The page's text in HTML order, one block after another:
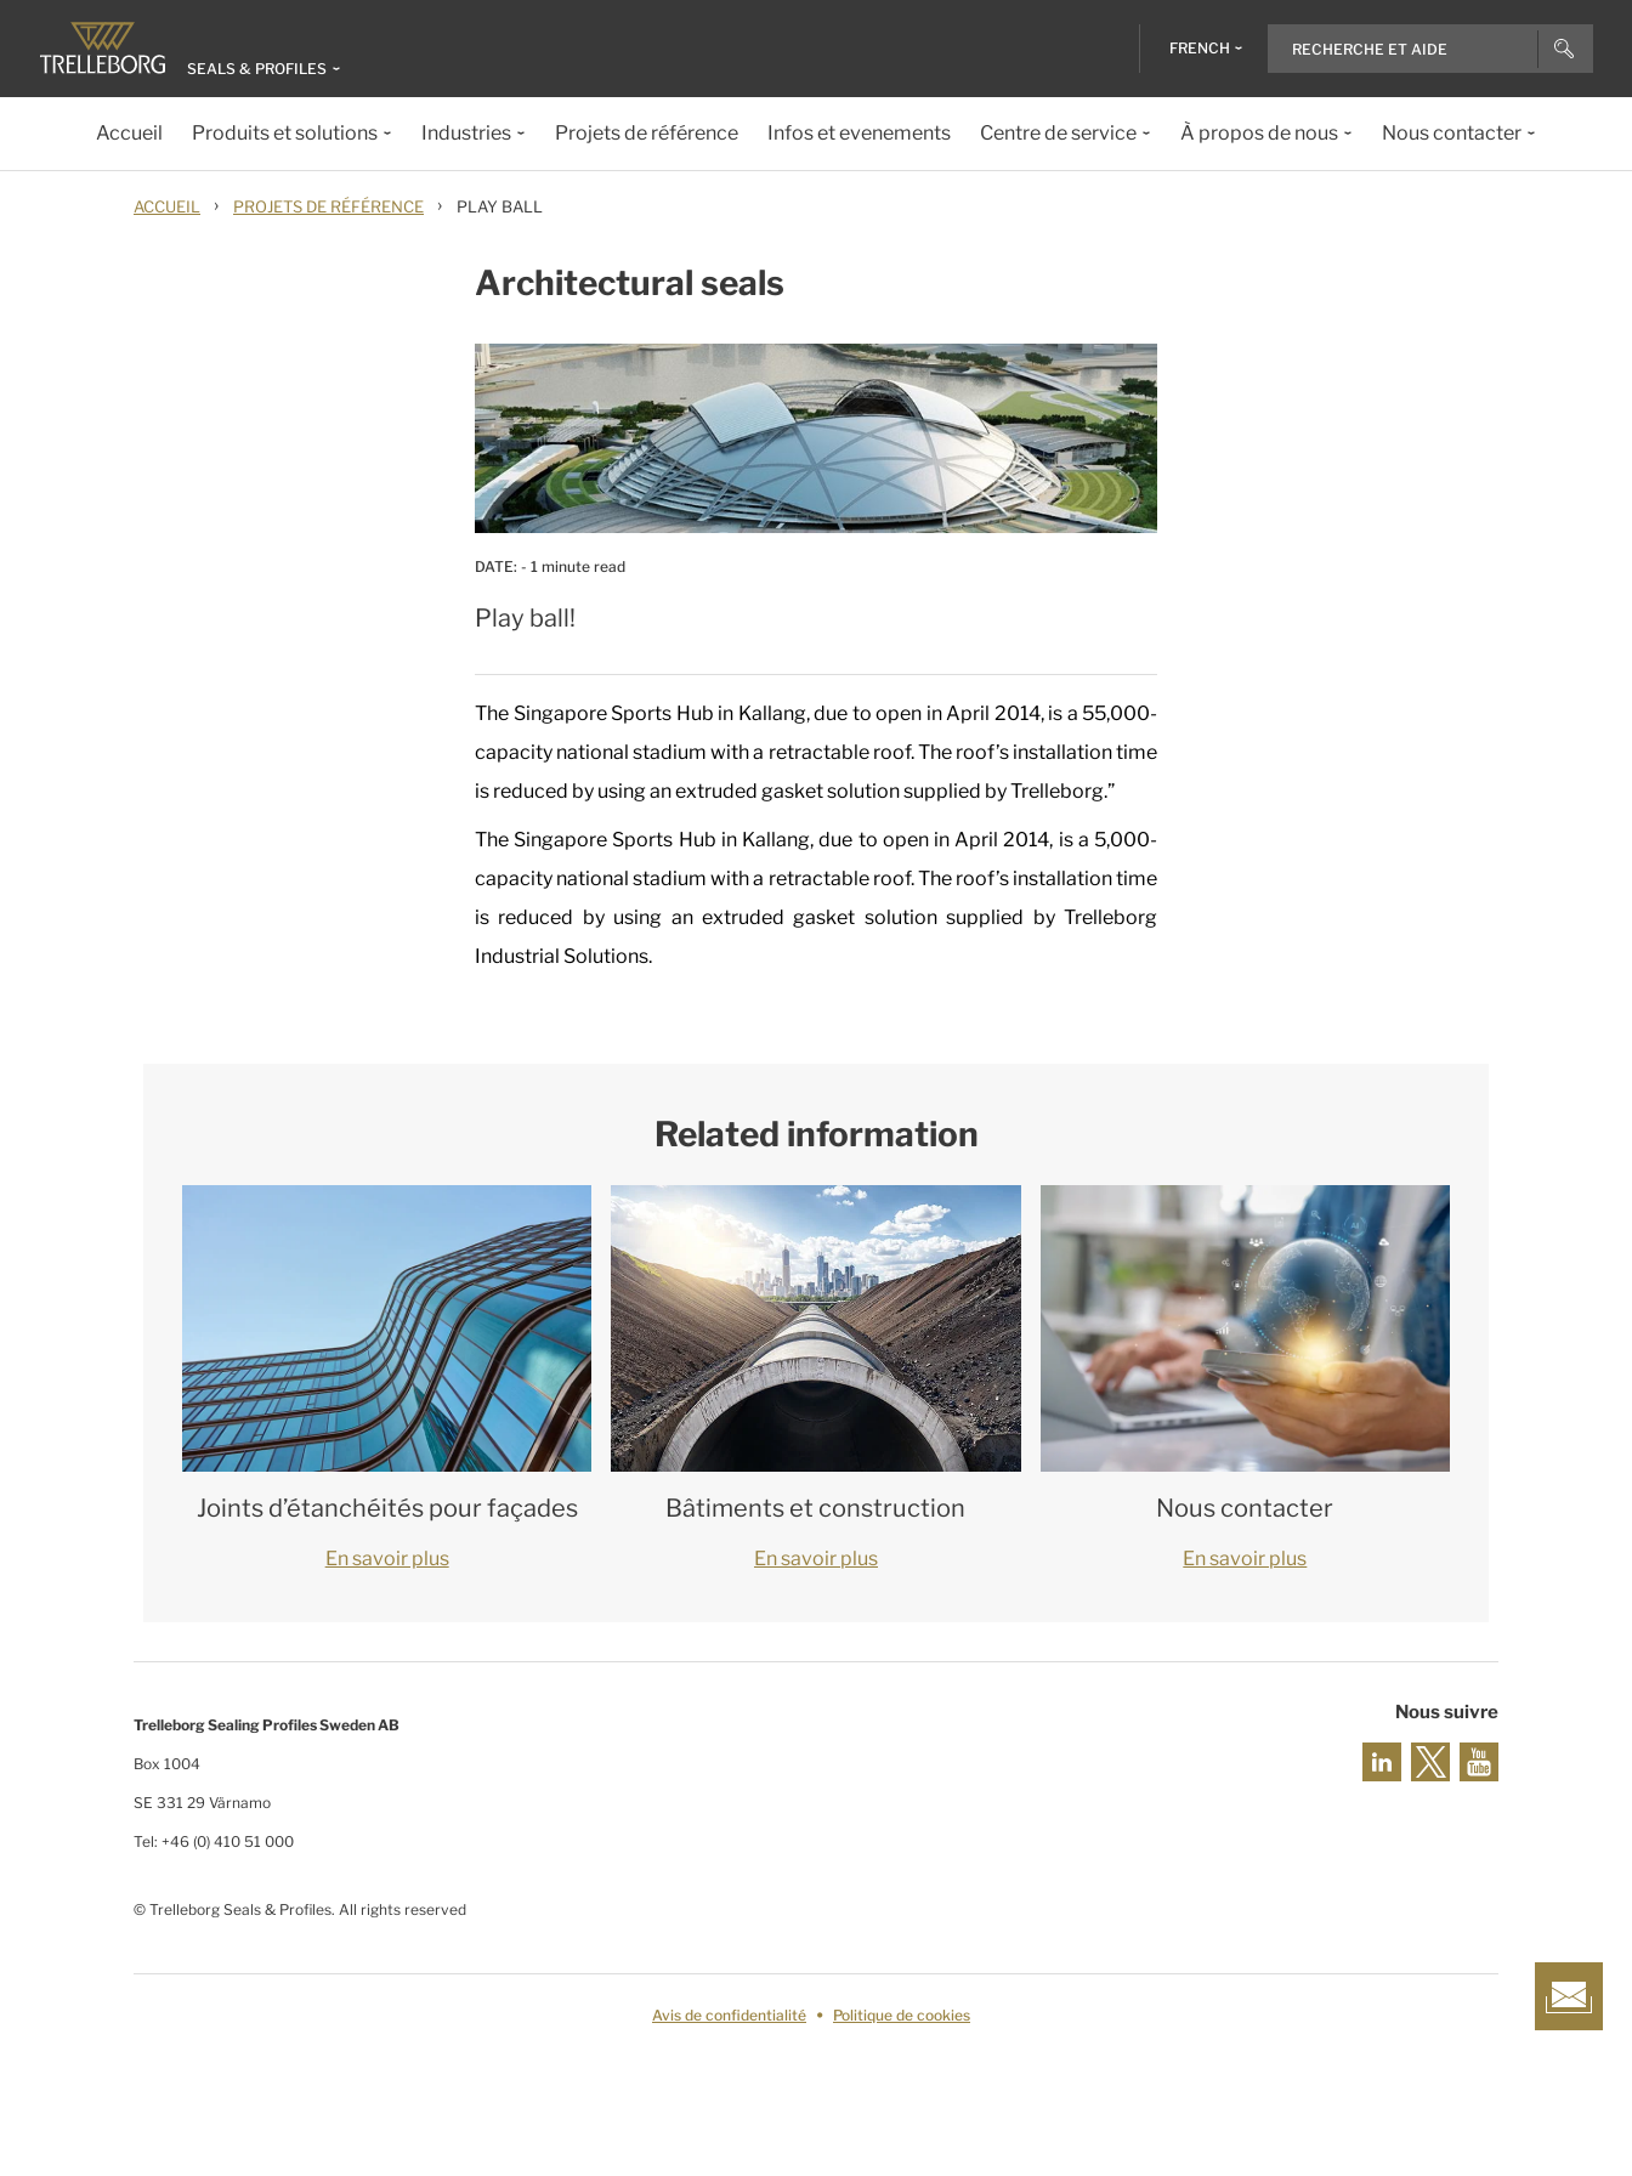
SEALS & PROFILES
FRENCH
Accueil Produits et solutions Industries Projets de référence Infos et evenements Centre de service À propos de nous Nous contacter
ACCUEIL › PROJETS DE RÉFÉRENCE › PLAY BALL
Architectural seals
DATE: - 1 minute read
Play ball!
The Singapore Sports Hub in Kallang, due to open in April 2014, is a 55,000-
capacity national stadium with a retractable roof. The roof’s installation time
is reduced by using an extruded gasket solution supplied by Trelleborg.”
The Singapore Sports Hub in Kallang, due to open in April 2014, is a 5,000-
capacity national stadium with a retractable roof. The roof’s installation time
is reduced by using an extruded gasket solution supplied by Trelleborg
Industrial Solutions.
Related information
Joints d’étanchéités pour façades
En savoir plus
Bâtiments et construction
En savoir plus
Nous contacter
En savoir plus
Trelleborg Sealing Profiles Sweden AB
Box 1004
SE 331 29 Värnamo
Tel: +46 (0) 410 51 000
© Trelleborg Seals & Profiles. All rights reserved
Nous suivre
Avis de confidentialité Politique de cookies